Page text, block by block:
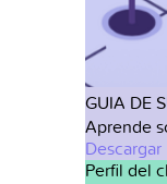
GUIA DE
Aprende
Descargar
Perfil del